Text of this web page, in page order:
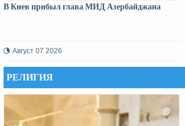
В Киев прибыл глава МИД Азербайджана
Август 07 2026
РЕЛИГИЯ